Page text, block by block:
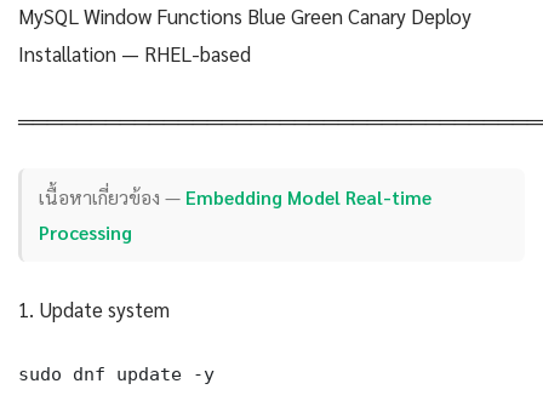
MySQL Window Functions Blue Green Canary Deploy
Installation — RHEL-based
เนื้อหาเกี่ยวข้อง — Embedding Model Real-time
Processing
1. Update system
sudo dnf update -y